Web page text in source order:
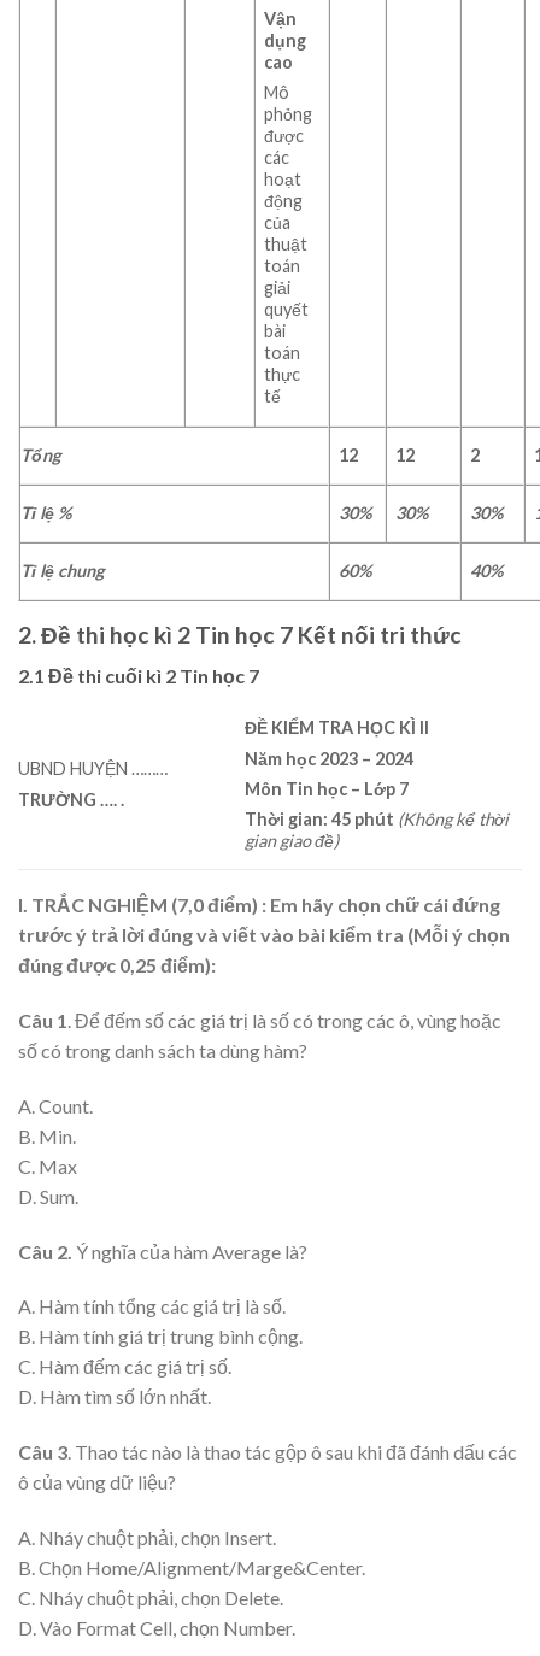
Vận
dụng
cao
Mô
phỏng
được
các
hoạt
động
của
thuật
toán
giải
quyết
bài
toán
thực
tế
Tổng 12 12 2
Tỉ lệ % 30% 30% 30%
Tỉ lệ chung 60% 40%
2. Đề thi học kì 2 Tin học 7 Kết nối tri thức
2.1 Đề thi cuối kì 2 Tin học 7
UBND HUYỆN ………
TRƯỜNG …. .
ĐỀ KIỂM TRA HỌC KÌ II
Năm học 2023 – 2024
Môn Tin học – Lớp 7
Thời gian: 45 phút (Không kể thời
gian giao đề)
I. TRẮC NGHIỆM (7,0 điểm) : Em hãy chọn chữ cái đứng
trước ý trả lời đúng và viết vào bài kiểm tra (Mỗi ý chọn
đúng được 0,25 điểm):
Câu 1. Để đếm số các giá trị là số có trong các ô, vùng hoặc
số có trong danh sách ta dùng hàm?
A. Count.
B. Min.
C. Max
D. Sum.
Câu 2. Ý nghĩa của hàm Average là?
A. Hàm tính tổng các giá trị là số.
B. Hàm tính giá trị trung bình cộng.
C. Hàm đếm các giá trị số.
D. Hàm tìm số lớn nhất.
Câu 3. Thao tác nào là thao tác gộp ô sau khi đã đánh dấu các
ô của vùng dữ liệu?
A. Nháy chuột phải, chọn Insert.
B. Chọn Home/Alignment/Marge&Center.
C. Nháy chuột phải, chọn Delete.
D. Vào Format Cell, chọn Number.